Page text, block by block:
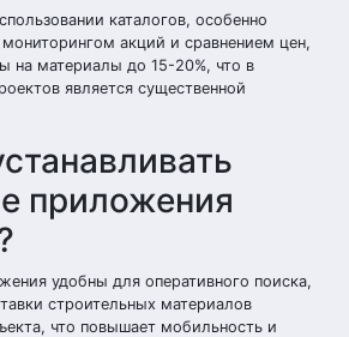
каталогов, особенно
акций и сравнением цен,
на материалы до 15-20%, что в
является существенной
приложения
удобны для оперативного поиска,
строительных материалов
что повышает мобильность и